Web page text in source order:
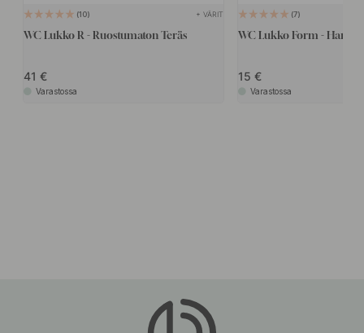
10 + VÄRIT
WC Lukko R - Ruostumaton Teräs
41
Varastossa
7
WC Lukko Form -
15
Varastossa